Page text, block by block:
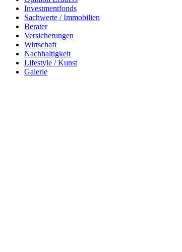
Investmentfonds
Sachwerte / Immobilien
Berater
Versicherungen
Wirtschaft
Nachhaltigkeit
Lifestyle / Kunst
Galerie